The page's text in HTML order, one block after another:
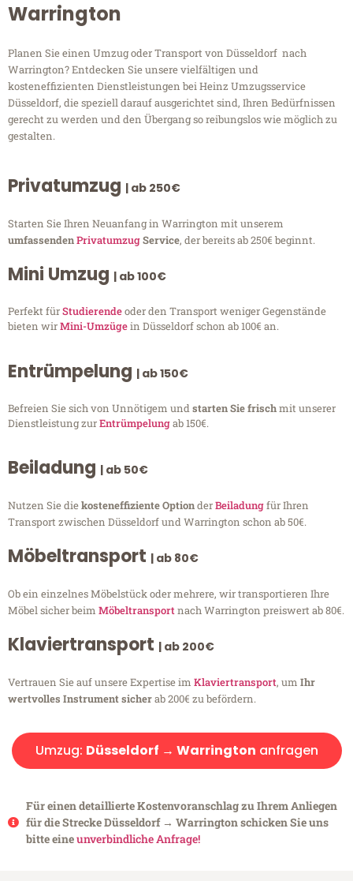
Warrington
Planen Sie einen Umzug oder Transport von Düsseldorf nach
Warrington? Entdecken Sie unsere vielfältigen und
kosteneffizienten Dienstleistungen bei Heinz Umzugsservice
Düsseldorf, die speziell darauf ausgerichtet sind, Ihren Bedürfnissen
gerecht zu werden und den Übergang so reibungslos wie möglich zu
gestalten.
Privatumzug | ab 250€
Starten Sie Ihren Neuanfang in Warrington mit unserem
umfassendenPrivatumzugService, der bereits ab 250€ beginnt.
Mini Umzug | ab 100€
Perfekt fürStudierendeoder den Transport weniger Gegenstände
bieten wirMini-Umzügein Düsseldorf schon ab 100€ an.
Entrümpelung | ab 150€
Befreien Sie sich von Unnötigem undstarten Sie frischmit unserer
Dienstleistung zurEntrümpelungab 150€.
Beiladung | ab 50€
Nutzen Sie diekosteneffiziente OptionderBeiladungfür Ihren
Transport zwischen Düsseldorf und Warrington schon ab 50€.
Möbeltransport | ab 80€
Ob ein einzelnes Möbelstück oder mehrere, wir transportieren Ihre
Möbel sicher beim Möbeltransportnach Warrington preiswert ab 80€.
Klaviertransport | ab 200€
Vertrauen Sie auf unsere Expertise im Klaviertransport, um Ihr
wertvolles Instrument sicherab 200€ zu befördern.
Umzug: Düsseldorf → Warrington anfragen
Für einen detaillierte Kostenvoranschlag zu Ihrem Anliegen
für die Strecke Düsseldorf → Warrington schicken Sie uns
bitte eineunverbindliche Anfrage!